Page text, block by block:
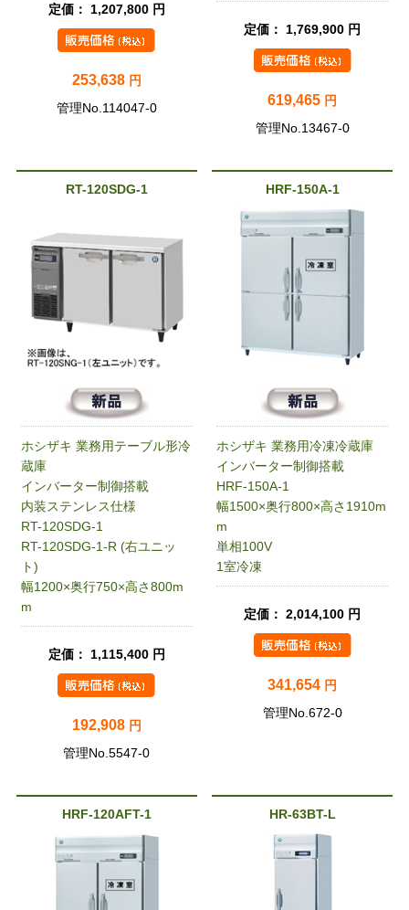
定価： 1,207,800 円
253,638 円
管理No.114047-0
定価： 1,769,900 円
619,465 円
管理No.13467-0
RT-120SDG-1
ホシザキ 業務用テーブル形冷
蔵庫
インバーター制御搭載
内装ステンレス仕様
RT-120SDG-1
RT-120SDG-1-R (右ユニッ
ト)
幅1200×奥行750×高さ800m
m
定価： 1,115,400 円
192,908 円
管理No.5547-0
HRF-150A-1
ホシザキ 業務用冷凍冷蔵庫
インバーター制御搭載
HRF-150A-1
幅1500×奥行800×高さ1910m
m
単相100V
1室冷凍
定価： 2,014,100 円
341,654 円
管理No.672-0
HRF-120AFT-1 HR-63BT-L